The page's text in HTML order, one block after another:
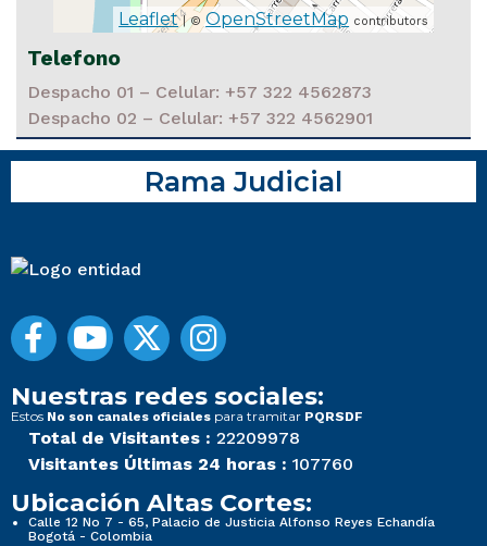
Leaflet| ©OpenStreetMap contributors
Telefono
Despacho 01 – Celular: +57 322 4562873
Despacho 02 – Celular: +57 322 4562901
Rama Judicial
Nuestras redes sociales:
Estos No son canales oficiales para tramitar PQRSDF
Total de Visitantes : 22209978
Visitantes Últimas 24 horas : 107760
Ubicación Altas Cortes:
Calle 12 No 7 - 65, Palacio de Justicia Alfonso Reyes Echandía
Bogotá - Colombia